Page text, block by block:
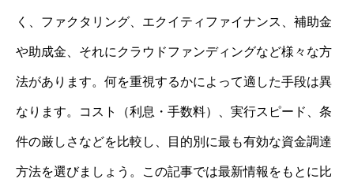
く、ファクタリング、エクイティファイナンス、補助金
や助成金、それにクラウドファンディングなど様々な方
法があります。何を重視するかによって適した手段は異
なります。コスト（利息・手数料）、実行スピード、条
件の厳しさなどを比較し、目的別に最も有効な資金調達
方法を選びましょう。この記事では最新情報をもとに比